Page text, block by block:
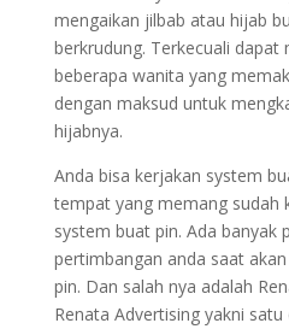
mengaikan jilbab atau hijab
berkrudung. Terkecuali
beberapa wanita yang
dengan maksud untuk
hijabnya.
Anda bisa kerjakan system
tempat yang memang sudah
system buat pin. Ada banyak
pertimbangan anda saat
pin. Dan salah nya adalah
Renata Advertising yakni